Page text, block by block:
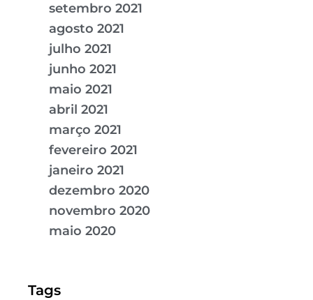
setembro 2021
agosto 2021
julho 2021
junho 2021
maio 2021
abril 2021
março 2021
fevereiro 2021
janeiro 2021
dezembro 2020
novembro 2020
maio 2020
Tags